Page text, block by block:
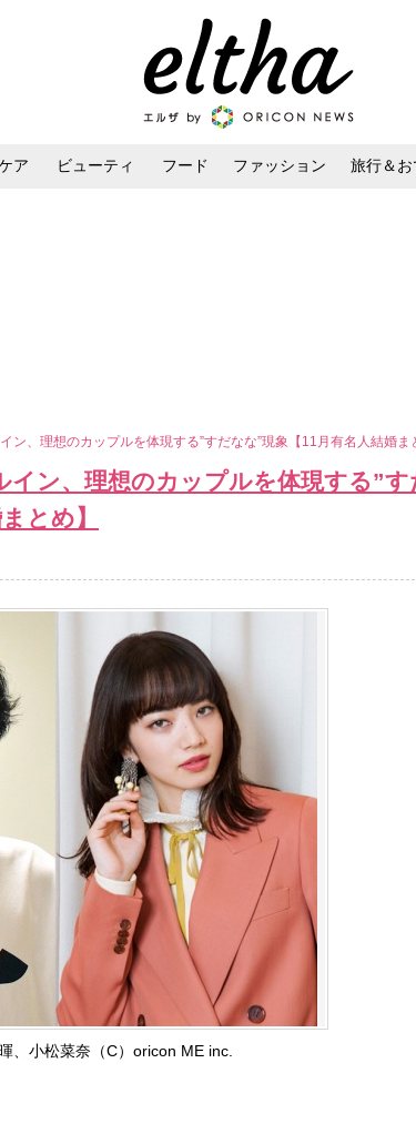
ア ビューティ フード ファッション 旅行＆お
ン、理想のカップルを体現する”すだなな”現象【11月有名人結婚ま
イン、理想のカップルを体現する”す
とめ】
、小松菜奈（C）oricon ME inc.